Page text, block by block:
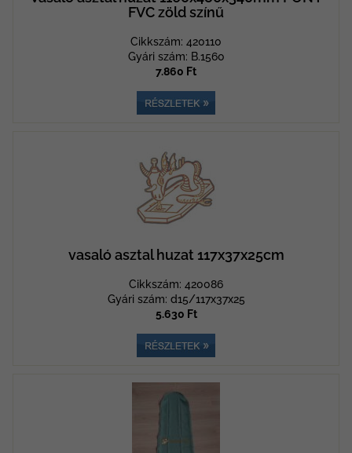
FVC zöld színű
Cikkszám: 420110
Gyári szám: B.1560
7.860 Ft
vasaló asztal huzat 117x37x25cm
Cikkszám: 420086
Gyári szám: d15/117x37x25
5.630 Ft